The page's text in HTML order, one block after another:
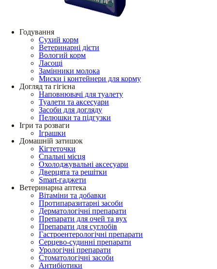
Годування
Сухий корм
Ветеринарні дієти
Вологий корм
Ласощі
Замінники молока
Миски і контейнери для корму
Догляд та гігієна
Наповнювачі для туалету
Туалети та аксесуари
Засоби для догляду
Пелюшки та підгузки
Ігри та розваги
Іграшки
Домашній затишок
Кігтеточки
Спальні місця
Охолоджувальні аксесуари
Дверцята та решітки
Smart-гаджети
Ветеринарна аптека
Вітаміни та добавки
Протипаразитарні засоби
Дерматологічні препарати
Препарати для очей та вух
Препарати для суглобів
Гастроентерологічні препарати
Серцево-судинні препарати
Урологічні препарати
Стоматологічні засоби
Антибіотики